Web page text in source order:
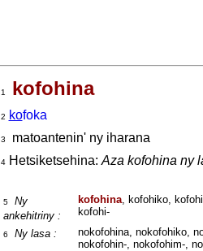
1 kofohina
2 kofoka
3
matoantenin' ny iharana
4Hetsiketsehina: Aza kofohina ny
5
Ny
ankehitriny :
kofohina, kofohiko,
kofohi-
6 Ny lasa :
nokofohina, nokofohiko,
nokofohin-, nokofohim-,